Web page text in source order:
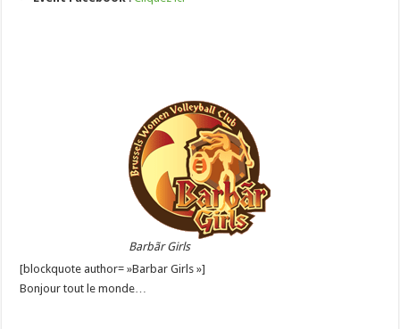
Barbãr Girls
[blockquote author= »Barbar Girls »]
Bonjour tout le monde…